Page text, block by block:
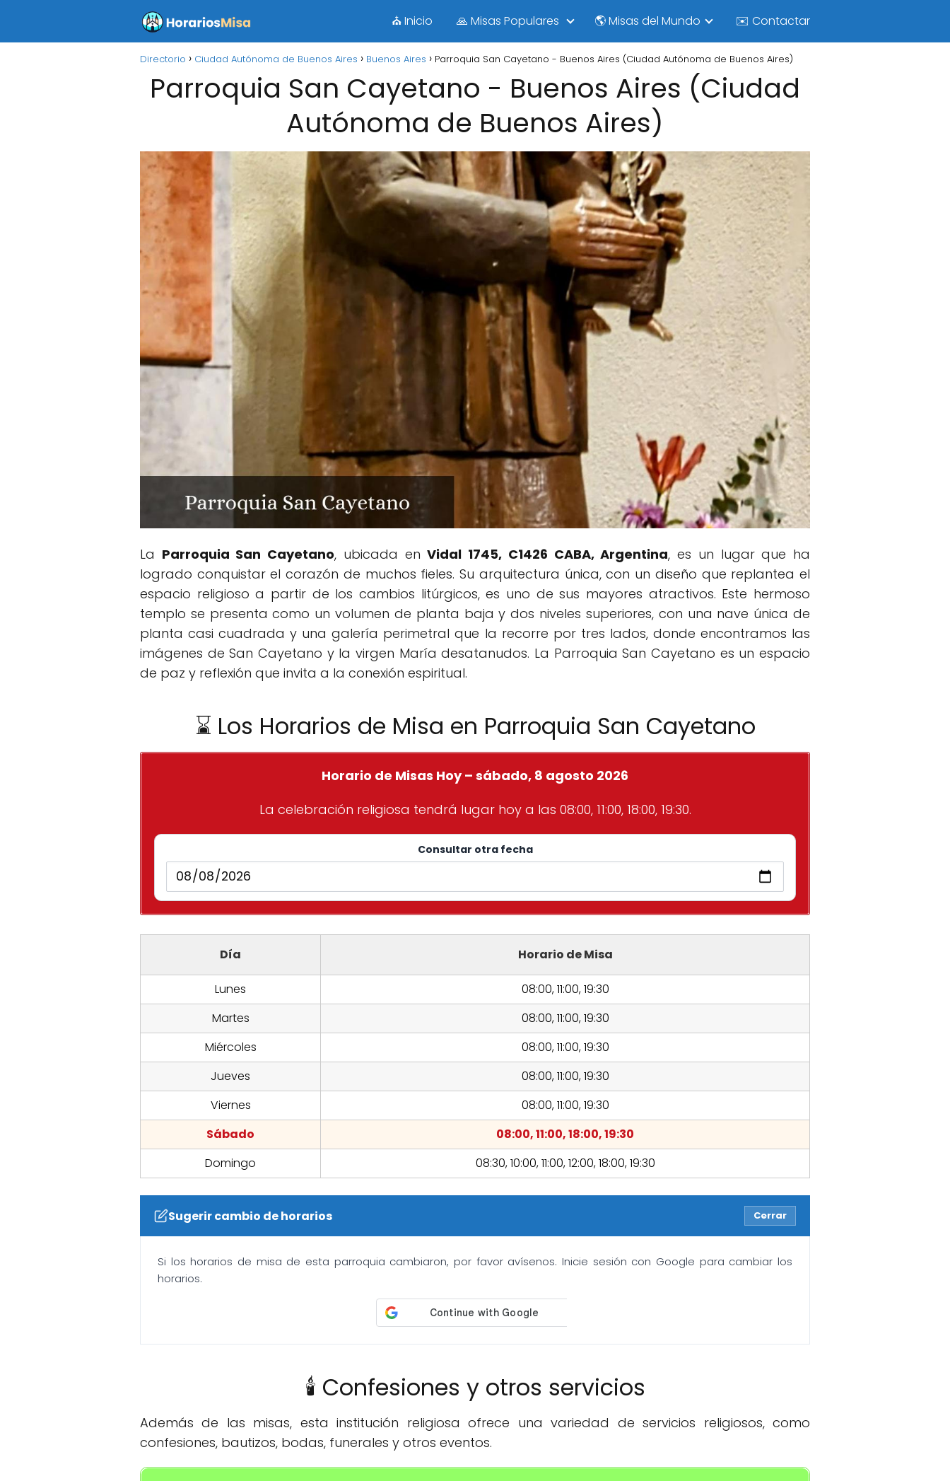
⛪ Inicio 🙏 Misas Populares 🌎 Misas del Mundo ✉️ Contactar
Directorio Ciudad Autónoma de Buenos Aires Buenos Aires Parroquia San Cayetano - Buenos Aires (Ciudad Autónoma de Buenos Aires)
Parroquia San Cayetano - Buenos Aires (Ciudad
Autónoma de Buenos Aires)
La Parroquia San Cayetano, ubicada enVidal 1745, C1426 CABA, Argentina, es un lugar que ha
logrado conquistar el corazón de muchos fieles. Su arquitectura única, con un diseño que replantea el
espacio religioso a partir de los cambios litúrgicos, es uno de sus mayores atractivos. Este hermoso
templo se presenta como un volumen de planta baja y dos niveles superiores, con una nave única de
planta casi cuadrada y una galería perimetral que la recorre por tres lados, donde encontramos las
imágenes de San Cayetano y la virgen María desatanudos. La Parroquia San Cayetano es un espacio
de paz y reflexión que invita a la conexión espiritual.
⌛ Los Horarios de Misa en Parroquia San Cayetano
Horario de Misas Hoy – sábado, 8 agosto 2026
La celebración religiosa tendrá lugar hoy a las 08:00, 11:00, 18:00, 19:30.
Consultar otra fecha
Día Horario de Misa
Lunes
08:00, 11:00, 19:30
Martes
08:00, 11:00, 19:30
Miércoles
08:00, 11:00, 19:30
Jueves
08:00, 11:00, 19:30
Viernes
08:00, 11:00, 19:30
Sábado
08:00, 11:00, 18:00, 19:30
Domingo
08:30, 10:00, 11:00, 12:00, 18:00, 19:30
Sugerir cambio de horarios Cerrar
Si los horarios de misa de esta parroquia cambiaron, por favor avísenos. Inicie sesión con Google para cambiar los
horarios.
🕯️ Confesiones y otros servicios
Además de las misas, esta institución religiosa ofrece una variedad de servicios religiosos, como
confesiones, bautizos, bodas, funerales y otros eventos.